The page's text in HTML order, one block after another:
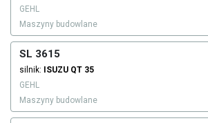
GEHL
Maszyny budowlane
SL 3615
silnik: ISUZU QT 35
GEHL
Maszyny budowlane